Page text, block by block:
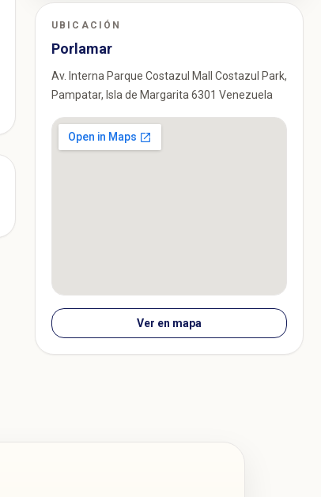
UBICACIÓN
Porlamar
Av. Interna Parque Costazul Mall Costazul Park,
Pampatar, Isla de Margarita 6301 Venezuela
Ver en mapa